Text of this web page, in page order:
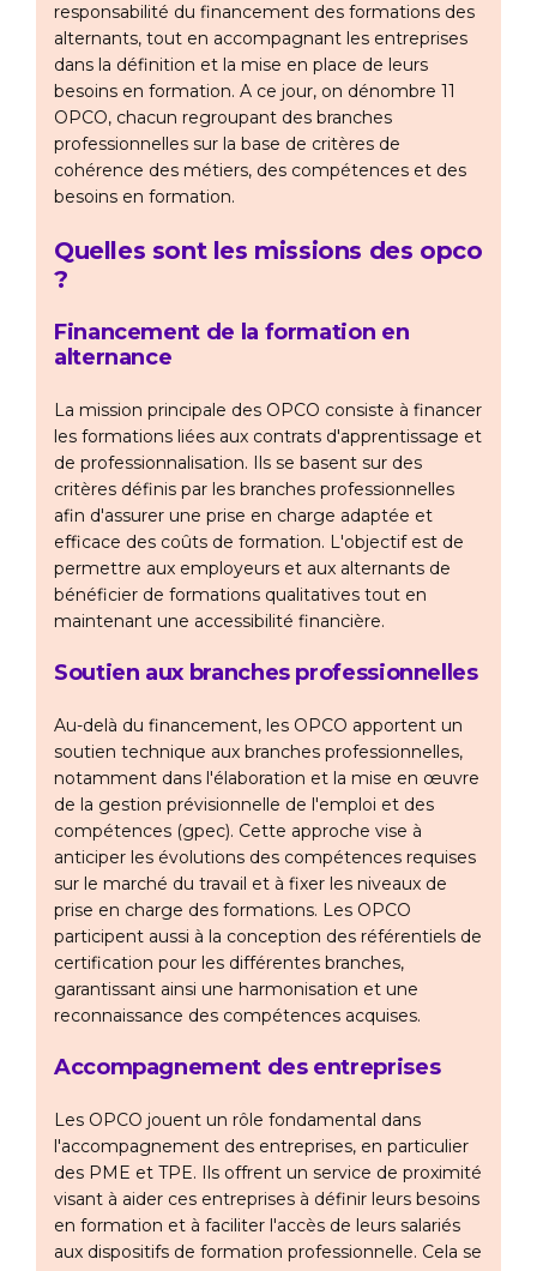
responsabilité du financement des formations des
alternants, tout en accompagnant les entreprises
dans la définition et la mise en place de leurs
besoins en formation. A ce jour, on dénombre 11
OPCO, chacun regroupant des branches
professionnelles sur la base de critères de
cohérence des métiers, des compétences et des
besoins en formation.
Quelles sont les missions des opco
?
Financement de la formation en
alternance
La mission principale des OPCO consiste à financer
les formations liées aux contrats d'apprentissage et
de professionnalisation. Ils se basent sur des
critères définis par les branches professionnelles
afin d'assurer une prise en charge adaptée et
efficace des coûts de formation. L'objectif est de
permettre aux employeurs et aux alternants de
bénéficier de formations qualitatives tout en
maintenant une accessibilité financière.
Soutien aux branches professionnelles
Au-delà du financement, les OPCO apportent un
soutien technique aux branches professionnelles,
notamment dans l'élaboration et la mise en œuvre
de la gestion prévisionnelle de l'emploi et des
compétences (gpec). Cette approche vise à
anticiper les évolutions des compétences requises
sur le marché du travail et à fixer les niveaux de
prise en charge des formations. Les OPCO
participent aussi à la conception des référentiels de
certification pour les différentes branches,
garantissant ainsi une harmonisation et une
reconnaissance des compétences acquises.
Accompagnement des entreprises
Les OPCO jouent un rôle fondamental dans
l'accompagnement des entreprises, en particulier
des PME et TPE. Ils offrent un service de proximité
visant à aider ces entreprises à définir leurs besoins
en formation et à faciliter l'accès de leurs salariés
aux dispositifs de formation professionnelle. Cela se